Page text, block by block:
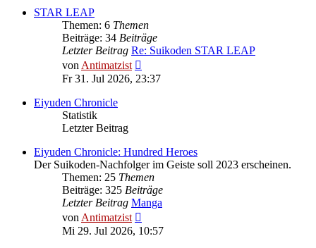
STAR LEAP
Themen: 6 Themen
Beiträge: 34 Beiträge
Letzter Beitrag Re: Suikoden STAR LEAP
vonAntimatzist
Beitrag
Fr 31. Jul 2026, 23:37
Eiyuden Chronicle
Statistik
Letzter Beitrag
Eiyuden Chronicle: Hundred Heroes
Der Suikoden-Nachfolger im Geiste soll 2023 erscheinen.
Themen: 25 Themen
Beiträge: 325 Beiträge
Letzter Beitrag Manga
vonAntimatzist
Beitrag
Mi 29. Jul 2026, 10:57